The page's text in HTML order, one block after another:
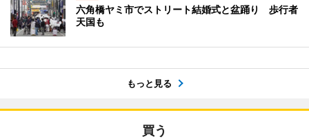
六角橋ヤミ市でストリート結婚式と盆踊り 歩行者
天国も
もっと見る
買う